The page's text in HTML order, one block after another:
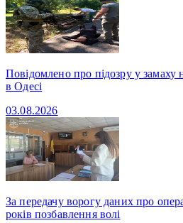
Повідомлено про підозру у замаху
в Одесі
03.08.2026
За передачу ворогу даних про
років позбавлення волі